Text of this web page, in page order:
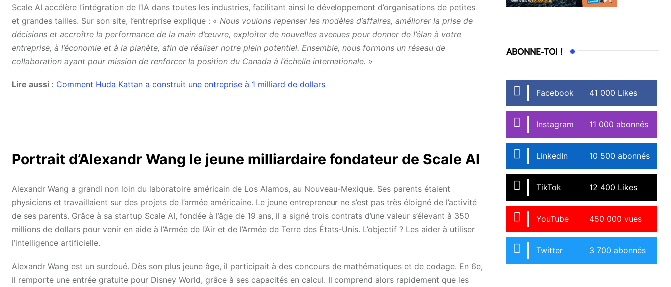
Scale AI accélère l’intégration de l’IA dans toutes les industries, facilitant ainsi le développement d’organisations de petites
et grandes tailles. Sur son site, l’entreprise explique : « Nous voulons repenser les modèles d’affaires, améliorer la prise de
décisions et accroître la performance de la main d’œuvre, exploiter de nouvelles avenues pour donner de l’élan à votre
entreprise, à l’économie et à la planète, afin de réaliser notre plein potentiel. Ensemble, nous formons un réseau de
collaboration ayant pour mission de renforcer la position du Canada à l’échelle internationale. »
Lire aussi : Comment Huda Kattan a construit une entreprise à 1 milliard de dollars
Portrait d’Alexandr Wang le jeune milliardaire fondateur de Scale AI
Alexandr Wang a grandi non loin du laboratoire américain de Los Alamos, au Nouveau-Mexique. Ses parents étaient
physiciens et travaillaient sur des projets de l’armée américaine. Le jeune entrepreneur ne s’est pas très éloigné de l’activité
de ses parents. Grâce à sa startup Scale AI, fondée à l’âge de 19 ans, il a signé trois contrats d’une valeur s’élevant à 350
millions de dollars pour venir en aide à l’Armée de l’Air et de l’Armée de Terre des États-Unis. L’objectif ? Les aider à utiliser
l’intelligence artificielle.
Alexandr Wang est un surdoué. Dès son plus jeune âge, il participait à des concours de mathématiques et de codage. En 6e,
il remporte une entrée gratuite pour Disney World, grâce à ses capacités en calcul. Il comprend alors rapidement que les
ABONNE-TOI !
Facebook 41 000 Likes
Instagram 11 000 abonnés
LinkedIn 10 500 abonnés
TikTok 12 400 Likes
YouTube 450 000 vues
Twitter 3 700 abonnés